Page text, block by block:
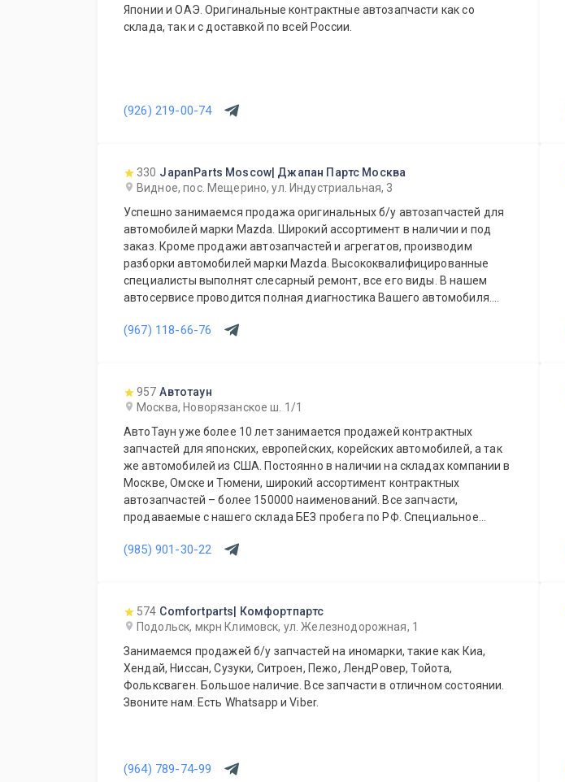
Японии и ОАЭ. Оригинальные контрактные автозапчасти как со
склада, так и с доставкой по всей России.
(926) 219-00-74
330 JapanParts Moscow| Джапан Партс Москва
Видное, пос. Мещерино, ул. Индустриальная, 3
Успешно занимаемся продажа оригинальных б/у автозапчастей для
автомобилей марки Mazda. Широкий ассортимент в наличии и под
заказ. Кроме продажи автозапчастей и агрегатов, производим
разборки автомобилей марки Mazda. Высококвалифицированные
специалисты выполнят слесарный ремонт, все его виды. В нашем
автосервисе проводится полная диагностика Вашего автомобиля.
также дополнительное оборудование для Вашего автомобиля.
(967) 118-66-76
957 Автотаун
Москва, Новорязанское ш. 1/1
АвтоТаун уже более 10 лет занимается продажей контрактных
запчастей для японских, европейских, корейских автомобилей, а так
же автомобилей из США. Постоянно в наличии на складах компании в
Москве, Омске и Тюмени, широкий ассортимент контрактных
автозапчастей – более 150000 наименований. Все запчасти,
продаваемые с нашего склада БЕЗ пробега по РФ. Специальное
(985) 901-30-22
574 Comfortparts| Комфортпартс
Подольск, мкрн Климовск, ул. Железнодорожная, 1
Занимаемся продажей б/у запчастей на иномарки, такие как Киа,
Хендай, Ниссан, Сузуки, Ситроен, Пежо, ЛендРовер, Тойота,
Фольксваген. Большое наличие. Все запчасти в отличном состоянии.
Звоните нам. Есть Whatsapp и Viber.
(964) 789-74-99